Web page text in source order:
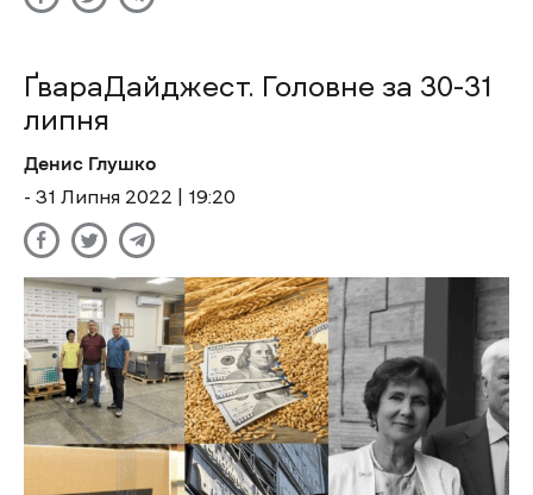
ҐвараДайджест. Головне за 30-31
липня
Денис Глушко
- 31 Липня 2022 | 19:20